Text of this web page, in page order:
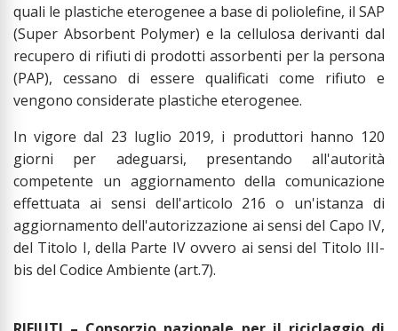
quali le plastiche eterogenee a base di poliolefine, il SAP
(Super Absorbent Polymer) e la cellulosa derivanti dal
recupero di rifiuti di prodotti assorbenti per la persona
(PAP), cessano di essere qualificati come rifiuto e
vengono considerate plastiche eterogenee.
In vigore dal 23 luglio 2019, i produttori hanno 120
giorni per adeguarsi, presentando all'autorità
competente un aggiornamento della comunicazione
effettuata ai sensi dell'articolo 216 o un'istanza di
aggiornamento dell'autorizzazione ai sensi del Capo IV,
del Titolo I, della Parte IV ovvero ai sensi del Titolo III-
bis del Codice Ambiente (art.7).